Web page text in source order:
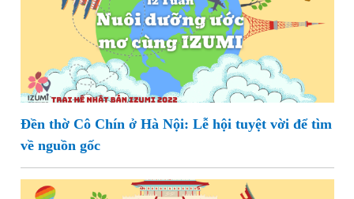
Đền thờ Cô Chín ở Hà Nội: Lễ hội tuyệt vời để tìm
về nguồn gốc